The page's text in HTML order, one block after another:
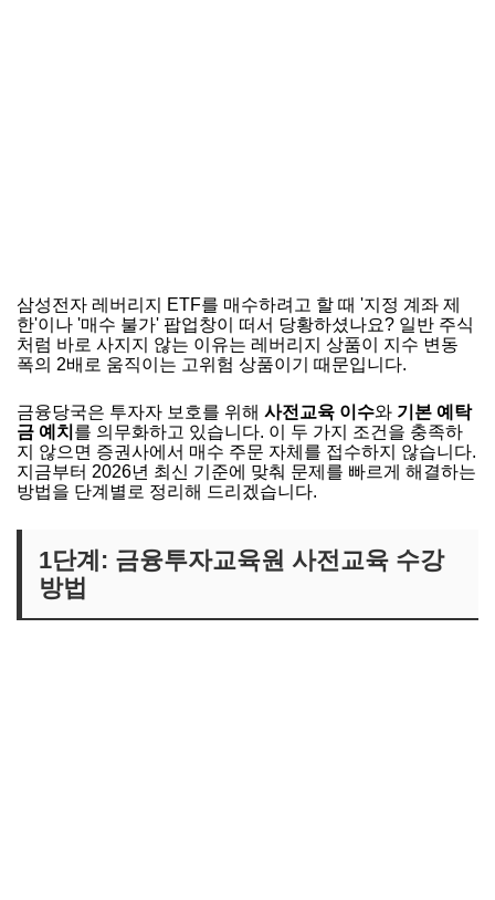
삼성전자 레버리지 ETF를 매수하려고 할 때 '지정 계좌 제
한'이나 '매수 불가' 팝업창이 떠서 당황하셨나요? 일반 주식
처럼 바로 사지지 않는 이유는 레버리지 상품이 지수 변동
폭의 2배로 움직이는 고위험 상품이기 때문입니다.
금융당국은 투자자 보호를 위해 사전교육 이수와 기본 예탁
금 예치 를 의무화하고 있습니다. 이 두 가지 조건을 충족하
지 않으면 증권사에서 매수 주문 자체를 접수하지 않습니다.
지금부터 2026년 최신 기준에 맞춰 문제를 빠르게 해결하는
방법을 단계별로 정리해 드리겠습니다.
1단계: 금융투자교육원 사전교육 수강
방법